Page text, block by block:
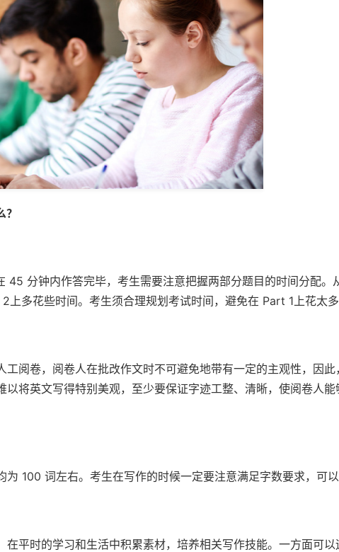
45 分钟内作答完毕，考生需要注意把握两部分题目的时间分配
上多花些时间。考生须合理规划考试时间，避免在 Part 1上花太多
工阅卷，阅卷人在批改作文时不可避免地带有一定的主观性，因
以将英文写得特别美观，至少要保证字迹工整、清晰，使阅卷人
为 100 词左右。考生在写作的时候一定要注意满足字数要求，可
在平时的学习和生活中积累素材，培养相关写作技能。一方面可